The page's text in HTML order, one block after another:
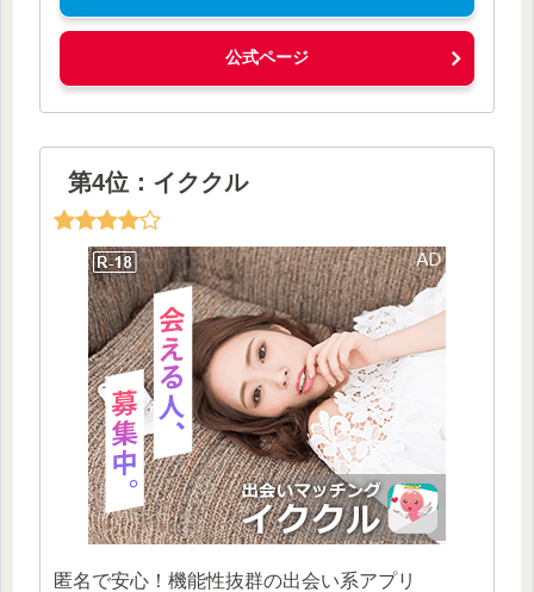
公式ページ
第4位：イククル
匿名で安心！機能性抜群の出会い系アプリ